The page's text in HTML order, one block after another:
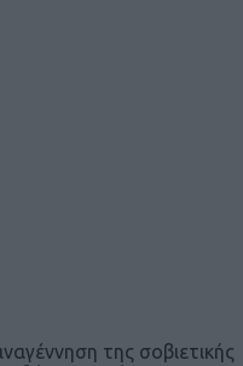
της σοβιετικής